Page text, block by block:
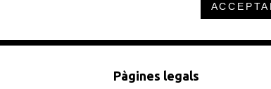
Pàgines legals